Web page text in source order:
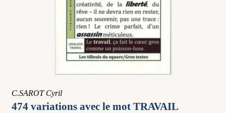
C.SAROT Cyril
474 variations avec le mot TRAVAIL